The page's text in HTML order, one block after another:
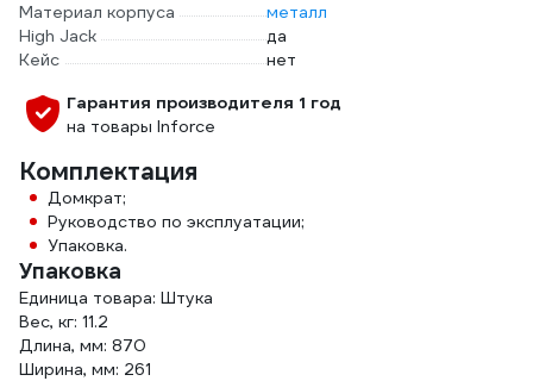
Материал корпуса
металл
High Jack
да
Кейс
нет
Гарантия производителя 1 год
на товары Inforce
Комплектация
Домкрат;
Руководство по эксплуатации;
Упаковка.
Упаковка
Единица товара: Штука
Вес, кг: 11.2
Длина, мм: 870
Ширина, мм: 261